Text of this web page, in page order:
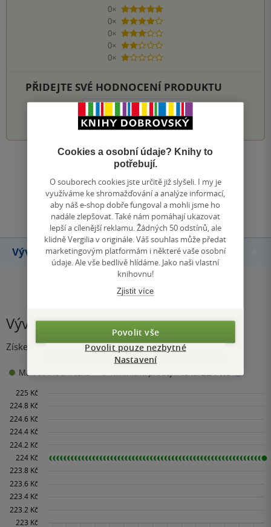
0×
5 hvězdiček
0×
4 hvězdičky
0×
3 hvězdičky
0×
2 hvězdičky
0×
1 hvezdička
PŘIDEJTE SVÉ HODNOCENÍ PRODUKTU
1 2 3 4 5
Zobrazit všechna hodnocení
Přidat hodnocení
Vývoj ceny
Vývoj ceny
Získejte přehled o vývoji ceny za posledních 60 dní.
Maloobchodní cena Minimální prodejní cena:224 Kč
Cookies a osobní údaje? Knihy to
potřebují.
O souborech cookies jste určitě již slyšeli. I my je
využíváme ke shromažďování a analýze informací,
aby náš e-shop dobře fungoval a mohli jsme ho
nadále zlepšovat. Také nám pomáhají ukazovat
lepší a cílenější reklamu. Žádných 50 odstínů, ale
klidně Vergilia v originále. Váš souhlas může předat
marketingovým platformám i některé vaše osobní
údaje. Ale vše bedlivě hlídáme. Jako naši vlastní
knihovnu!
Zjistit více
Povolit vše
Povolit pouze nezbytné
Nastavení